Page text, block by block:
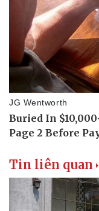
Doanh nhân
Vì cộng đồng
Tin liên quan